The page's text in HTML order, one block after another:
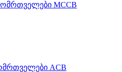
MCCB
ACB